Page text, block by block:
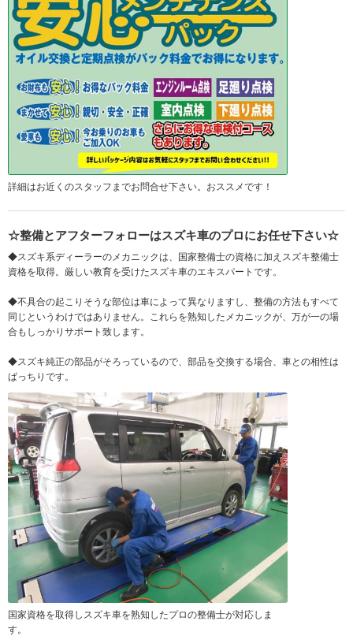
詳細はお近くのスタッフまでお問合せ下さい。おススメです！
☆整備とアフターフォローはスズキ車のプロにお任せ下さい☆
◆スズキ系ディーラーのメカニックは、国家整備士の資格に加えスズキ整備士
資格を取得。厳しい教育を受けたスズキ車のエキスパートです。
◆不具合の起こりそうな部位は車によって異なりますし、整備の方法もすべて
同じというわけではありません。これらを熟知したメカニックが、万が一の場
合もしっかりサポート致します。
◆スズキ純正の部品がそろっているので、部品を交換する場合、車との相性は
ばっちりです。
国家資格を取得しスズキ車を熟知したプロの整備士が対応しま
す。